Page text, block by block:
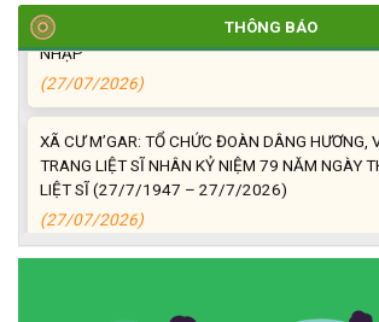
THÔNG BÁO
THÁNG ĐẦU NĂM VÀ KIỆN TOÀN TỔ CHỨC CHI
NHẬP
(27/07/2026)
TRANG LIỆT SĨ NHÂN KỶ NIỆM 79 NĂM NGÀY
LIỆT SĨ (27/7/1947 – 27/7/2026)
(27/07/2026)
ĐỒNG CHÍ PHAN XUÂN LỰC - CHỦ TỊCH UBND